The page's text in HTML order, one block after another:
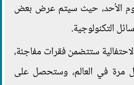
الأحد، حيث سيتم عرض بعض
التكنولوجية.
ستتضمن فقرات مفاجئة،
مرة في العالم، وستحصل على